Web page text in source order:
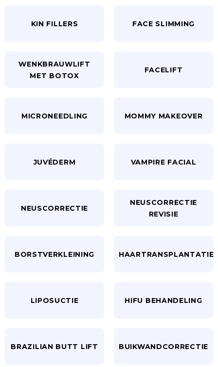
KIN FILLERS FACE SLIMMING
WENKBRAUWLIFT
MET BOTOX
FACELIFT
MICRONEEDLING MOMMY MAKEOVER
JUVÉDERM VAMPIRE FACIAL
NEUSCORRECTIE
NEUSCORRECTIE
REVISIE
BORSTVERKLEINING HAARTRANSPLANTATIE
LIPOSUCTIE HIFU BEHANDELING
BRAZILIAN BUTT LIFT BUIKWANDCORRECTIE